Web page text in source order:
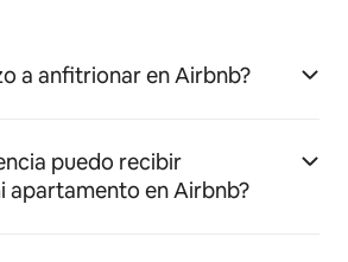
a anfitrionar en Airbnb?
puedo recibir
apartamento en Airbnb?